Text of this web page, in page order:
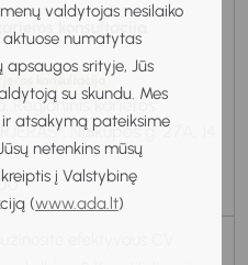
valdytojas nesilaiko
numatytas
srityje, Jūs
su skundu. Mes
ir atsakymą pateiksime
netenkins mūsų
į Valstybinę
(www.ada.lt)
konsultacija
konsultacija
Regioninis karjeros
Naikupės g. 27A, 14
efektyvaus CV